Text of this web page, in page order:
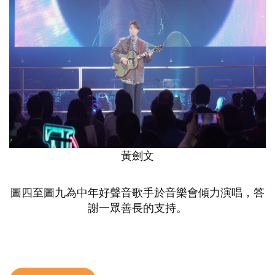
黃劍文
圖四至圖九為中年好聲音歌手於音樂會傾力演唱，答
謝一眾善長的支持。